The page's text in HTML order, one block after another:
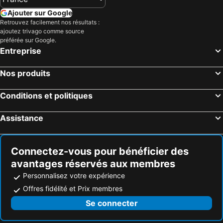
Santa Pola, Valence Hôtels
Carthagène, Murcia Hôtels
El Campello, Valence Hôtels
La Manga, Murcia Hôtels
Valence, Valence Hôtels
Benidorm, Valence Hôtels
Marbella, Andalousie Hôtels
Ajouter sur Google
Retrouvez facilement nos résultats :
ajoutez trivago comme source
préférée sur Google.
Entreprise
Nos produits
Conditions et politiques
Assistance
Connectez-vous pour bénéficier des
avantages réservés aux membres
Personnalisez votre expérience
Offres fidélité et Prix membres
Se connecter